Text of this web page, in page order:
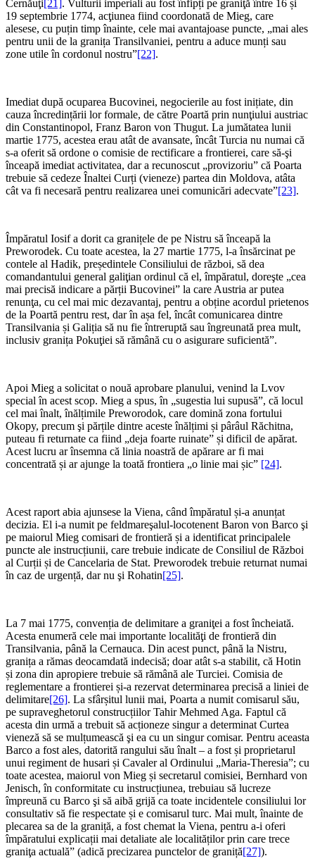
Cernăuţi[21]. Vulturii imperiali au fost înfipți pe graniţă între 16 și
19 septembrie 1774, acţiunea fiind coordonată de Mieg, care
alesese, cu puțin timp înainte, cele mai avantajoase puncte, „mai ales
pentru unii de la granița Transilvaniei, pentru a aduce munți sau
zone utile în cordonul nostru”[22].
Imediat după ocuparea Bucovinei, negocierile au fost inițiate, din
cauza încredințării lor formale, de către Poartă prin nunţiului austriac
din Constantinopol, Franz Baron von Thugut. La jumătatea lunii
martie 1775, acestea erau atât de avansate, încât Turcia nu numai că
s-a oferit să ordone o comisie de rectificare a frontierei, care să-şi
înceapă imediat activitatea, dar a recunoscut „provizoriu” că Poarta
trebuie să cedeze Înaltei Curți (vieneze) partea din Moldova, atâta
cât va fi necesară pentru realizarea unei comunicări adecvate”[23].
Împăratul Iosif a dorit ca granițele de pe Nistru să înceapă la
Preworodek. Cu toate acestea, la 27 martie 1775, l-a însărcinat pe
contele al Hadik, președintele Consiliului de război, să dea
comandantului general galiţian ordinul că el, împăratul, doreşte „cea
mai precisă indicare a părții Bucovinei” la care Austria ar putea
renunţa, cu cel mai mic dezavantaj, pentru a obține acordul prietenos
de la Poartă pentru rest, dar în așa fel, încât comunicarea dintre
Transilvania și Galiția să nu fie întreruptă sau îngreunată prea mult,
inclusiv granița Pokuţiei să rămână cu o asigurare suficientă”.
Apoi Mieg a solicitat o nouă aprobare planului, venind la Lvov
special în acest scop. Mieg a spus, în „sugestia lui supusă”, că locul
cel mai înalt, înălțimile Preworodok, care domină zona fortului
Okopy, precum şi părțile dintre aceste înălțimi și pârâul Răchitna,
puteau fi returnate ca fiind „deja foarte ruinate” și dificil de apărat.
Acest lucru ar însemna că linia noastră de apărare ar fi mai
concentrată și ar ajunge la toată frontiera „o linie mai șic” [24].
Acest raport abia ajunsese la Viena, când împăratul și-a anunțat
decizia. El i-a numit pe feldmareşalul-locotenent Baron von Barco şi
pe maiorul Mieg comisari de frontieră și a identificat principalele
puncte ale instrucțiunii, care trebuie indicate de Consiliul de Război
al Curții și de Cancelaria de Stat. Preworodek trebuie returnat numai
în caz de urgență, dar nu şi Rohatin[25].
La 7 mai 1775, convenția de delimitare a graniţei a fost încheiată.
Acesta enumeră cele mai importante localităţi de frontieră din
Transilvania, până la Cernauca. Din acest punct, până la Nistru,
granița a rămas deocamdată indecisă; doar atât s-a stabilit, că Hotin
și zona din apropiere trebuie să rămână ale Turciei. Comisia de
reglementare a frontierei și-a rezervat determinarea precisă a liniei de
delimitare[26]. La sfârșitul lunii mai, Poarta a numit comisarul său,
pe supraveghetorul construcțiilor Tahir Mehmed Aga. Faptul că
acesta din urmă a trebuit să acționeze singur a determinat Curtea
vieneză să se mulțumească şi ea cu un singur comisar. Pentru aceasta
Barco a fost ales, datorită rangului său înalt – a fost și proprietarul
unui regiment de husari și Cavaler al Ordinului „Maria-Theresia”; cu
toate acestea, maiorul von Mieg și secretarul comisiei, Bernhard von
Jenisch, în conformitate cu instrucțiunea, trebuiau să lucreze
împreună cu Barco şi să aibă grijă ca toate incidentele consiliului lor
consultativ să fie respectate și e comisarul turc. Mai mult, înainte de
plecarea sa de la graniță, a fost chemat la Viena, pentru a-i oferi
împăratului explicații mai detaliate ale localităților prin care trece
graniţa actuală” (adică precizarea punctelor de graniță[27]).